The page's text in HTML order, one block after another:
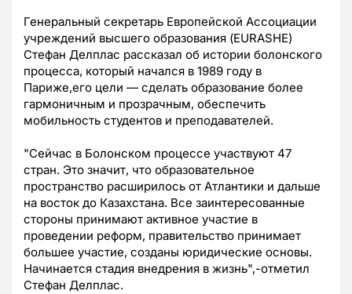
Генеральный секретарь Европейской Ассоциации
учреждений высшего образования (EURASHE)
Стефан Делплас рассказал об истории болонского
процесса, который начался в 1989 году в
Париже,его цели — сделать образование более
гармоничным и прозрачным, обеспечить
мобильность студентов и преподавателей.
"Сейчас в Болонском процессе участвуют 47
стран. Это значит, что образовательное
пространство расширилось от Атлантики и дальше
на восток до Казахстана. Все заинтересованные
стороны принимают активное участие в
проведении реформ, правительство принимает
большее участие, созданы юридические основы.
Начинается стадия внедрения в жизнь",-отметил
Стефан Делплас.